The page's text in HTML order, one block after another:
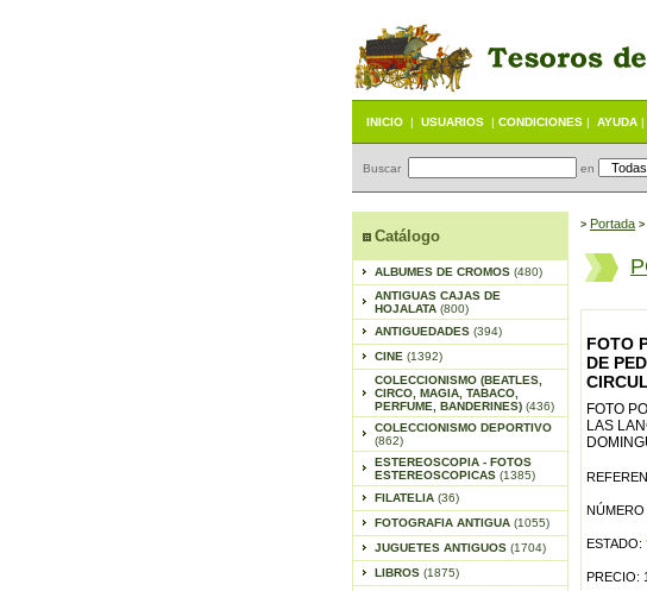
INICIO | USUARIOS | CONDICIONES | AYUDA |
Buscar en
Catálogo
ALBUMES DE CROMOS (480)
ANTIGUAS CAJAS DE
HOJALATA (800)
ANTIGUEDADES (394)
CINE (1392)
COLECCIONISMO (BEATLES,
CIRCO, MAGIA, TABACO,
PERFUME, BANDERINES) (436)
COLECCIONISMO DEPORTIVO
(862)
ESTEREOSCOPIA - FOTOS
ESTEREOSCOPICAS (1385)
FILATELIA (36)
FOTOGRAFIA ANTIGUA (1055)
JUGUETES ANTIGUOS (1704)
LIBROS (1875)
> Portada >
FOTO
DE
FOTO
LAS
NÚMERO
ESTADO:
PRECIO: